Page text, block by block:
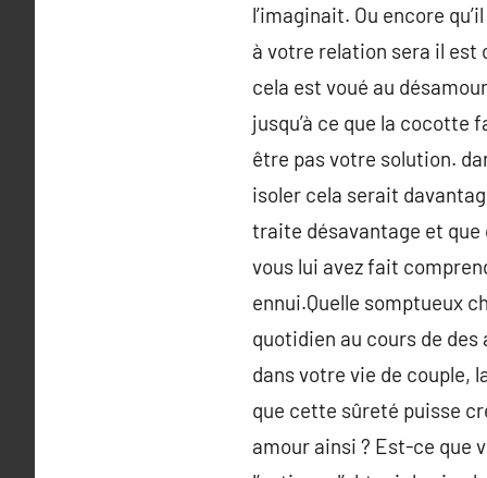
l’imaginait. Ou encore
à votre relation sera il est
cela est voué au
jusqu’à ce que la cocotte
être pas votre solution.
isoler cela serait
traite désavantage et que
vous lui avez fait
ennui.Quelle somptueux
quotidien au cours de
dans votre vie de couple,
que cette sûreté puisse
amour ainsi ? Est-ce que